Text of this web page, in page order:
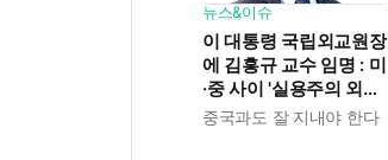
뉴스&이슈
이 대통령 국립외교원장
에 김흥규 교수 임명 : 미
·중 사이 '실용주의 외교
론'을 강조한 인물이다
중국과도 잘 지내야 한다